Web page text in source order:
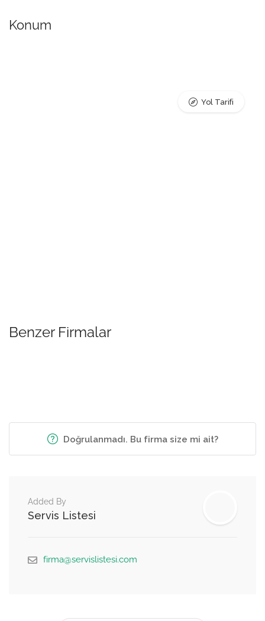
Konum
Yol Tarifi
Benzer Firmalar
Doğrulanmadı. Bu firma size mi ait?
Added By
Servis Listesi
firma@servislistesi.com